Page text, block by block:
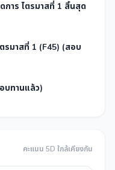
การ ไตรมาสที่ 1 สิ้นสุด
รมาสที่ 1 (F45) (สอบ
บทานแล้ว)
คะแนน 5D ใกล้เคียงกัน